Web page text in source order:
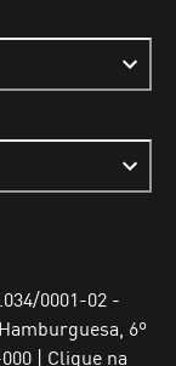
0001-02 -
6º
| Clique na